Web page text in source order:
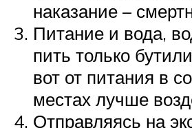
наказание –
Питание и вода,
пить только
вот от питания в
местах лучше
Отправляясь на